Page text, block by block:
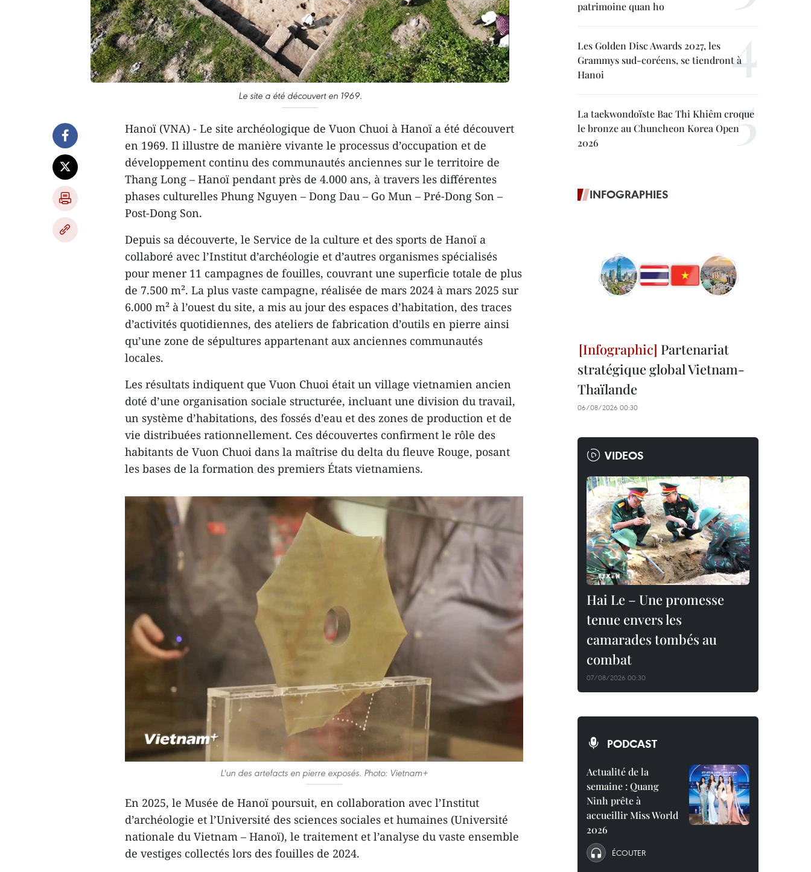
Le site a été découvert en 1969.
Hanoï (VNA) - Le site archéologique de Vuon Chuoi à Hanoï a été découvert
en 1969. Il illustre de manière vivante le processus d’occupation et de
développement continu des communautés anciennes sur le territoire de
Thang Long – Hanoï pendant près de 4.000 ans, à travers les différentes
phases culturelles Phung Nguyen – Dong Dau – Go Mun – Pré-Dong Son –
Post-Dong Son.
Depuis sa découverte, le Service de la culture et des sports de Hanoï a
collaboré avec l’Institut d’archéologie et d’autres organismes spécialisés
pour mener 11 campagnes de fouilles, couvrant une superficie totale de plus
de 7.500 m². La plus vaste campagne, réalisée de mars 2024 à mars 2025 sur
6.000 m² à l’ouest du site, a mis au jour des espaces d’habitation, des traces
d’activités quotidiennes, des ateliers de fabrication d’outils en pierre ainsi
qu’une zone de sépultures appartenant aux anciennes communautés
locales.
Les résultats indiquent que Vuon Chuoi était un village vietnamien ancien
doté d’une organisation sociale structurée, incluant une division du travail,
un système d’habitations, des fossés d’eau et des zones de production et de
vie distribuées rationnellement. Ces découvertes confirment le rôle des
habitants de Vuon Chuoi dans la maîtrise du delta du fleuve Rouge, posant
les bases de la formation des premiers États vietnamiens.
L'un des artefacts en pierre exposés. Photo: Vietnam+
En 2025, le Musée de Hanoï poursuit, en collaboration avec l’Institut
d’archéologie et l’Université des sciences sociales et humaines (Université
nationale du Vietnam – Hanoï), le traitement et l’analyse du vaste ensemble
de vestiges collectés lors des fouilles de 2024.
patrimoine quan ho
Les Golden Disc Awards 2027, les
Grammys sud-coréens, se tiendront à
Hanoi
La taekwondoïste Bac Thi Khiêm croque
le bronze au Chuncheon Korea Open
2026
INFOGRAPHIES
Partenariat
stratégique global Vietnam-
Thaïlande
06/08/2026 00:30
VIDEOS
Hai Le – Une promesse
tenue envers les
camarades tombés au
combat
07/08/2026 00:30
PODCAST
Actualité de la
semaine : Quang
Ninh prête à
accueillir Miss World
2026
ÉCOUTER